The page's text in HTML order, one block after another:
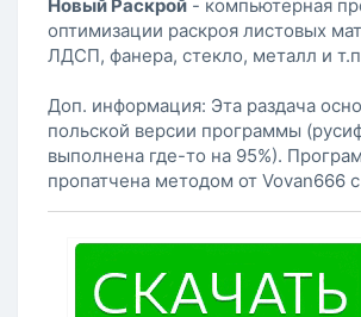
Новый Раскрой - компьютерная
оптимизации раскроя листовых
ЛДСП, фанера, стекло, металл и
Доп. информация: Эта раздача
польской версии программы
выполнена где-то на 95%).
пропатчена методом от Vovan666